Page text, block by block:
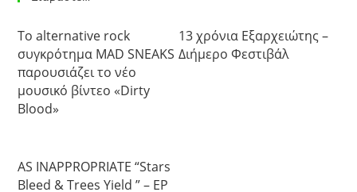
Το alternative rock
συγκρότημα MAD SNEAKS
παρουσιάζει το νέο
μουσικό βίντεο «Dirty
Blood»
13 χρόνια Εξαρχειώτης –
Διήμερο Φεστιβάλ
AS INAPPROPRIATE “Stars
Bleed & Trees Yield ” – EP